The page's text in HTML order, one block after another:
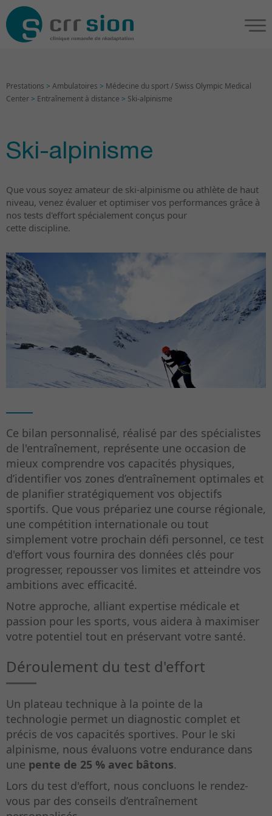
Prestations > Ambulatoires > Médecine du sport / Swiss Olympic Medical
Center> Entraînement à distance > Ski-alpinisme
Ski-alpinisme
Que vous soyez amateur de ski-alpinisme ou athlète de haut
niveau, venez évaluer et optimiser vos performances grâce à
nos tests d'effort spécialement conçus pour
cette discipline.
Ce bilan personnalisé, réalisé par des spécialistes
de l'entraînement, représente une occasion de
mieux comprendre vos capacités physiques,
d’identifier vos zones d’entraînement optimales et
de planifier stratégiquement vos objectifs
sportifs. Que vous prépariez une course régionale,
une compétition internationale ou tout
simplement votre prochain défi personnel, ce test
d'effort vous fournira des données clés pour
progresser, repousser vos limites et atteindre vos
ambitions avec efficacité.
Notre approche, alliant expertise médicale et
passion pour les sports, vous aidera à maximiser
votre potentiel tout en préservant votre santé.
Déroulement du test d'effort
Un plateau technique à la pointe de la
technologie permet un diagnostic complet et
précis de vos capacités sportives. Pour le ski
alpinisme, nous évaluons votre endurance dans
une pente de 25 % avec bâtons.
Lors du test d'effort, nous concluons le rendez-
vous par des conseils d’entraînement